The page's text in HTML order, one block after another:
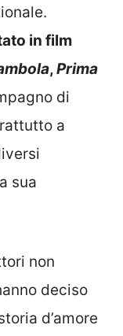
in film
,Prima
di
a
sua
non
deciso
d’amore